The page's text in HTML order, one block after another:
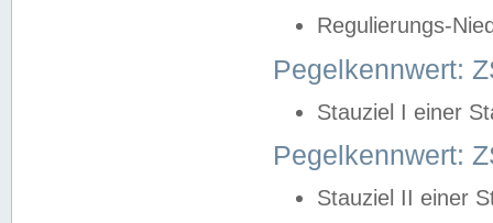
Regulierungs-
Pegelkennwert:
Stauziel I einer
Pegelkennwert:
Stauziel II einer